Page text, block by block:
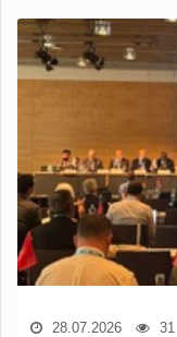
28.07.2026 31